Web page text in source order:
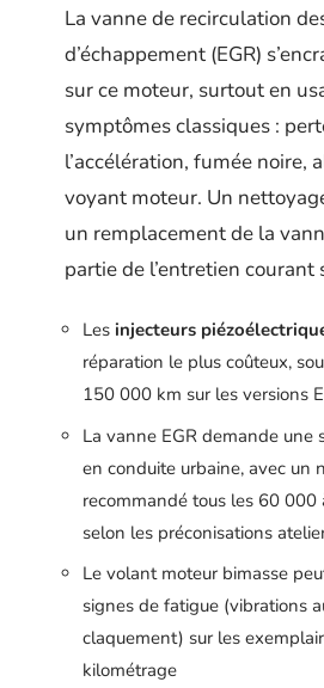
La vanne de recirculation
d’échappement (EGR)
sur ce moteur, surtout en
symptômes classiques :
l’accélération, fumée noire,
voyant moteur. Un
un remplacement de la
partie de l’entretien courant
Les injecteurs
réparation le plus coûteux,
150 000 km sur les versions
La vanne EGR demande une
en conduite urbaine, avec un
recommandé tous les 60
selon les préconisations
Le volant moteur bimasse
signes de fatigue (vibrations
claquement) sur les
kilométrage